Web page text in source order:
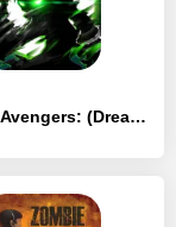
Zombie Avengers: (Dreamsky) Stickman War Z-зомби